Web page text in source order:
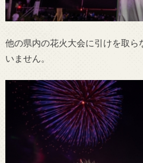
他の県内の花火大会に引けを取ら
いません。